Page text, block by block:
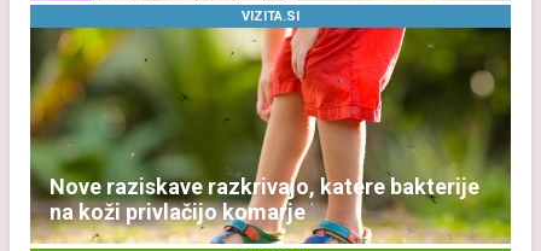
VIZITA.SI
Nove raziskave razkrivajo, katere bakterije
na koži privlačijo komarje